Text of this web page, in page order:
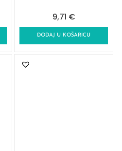
9,71 €
DODAJ U KOŠARICU